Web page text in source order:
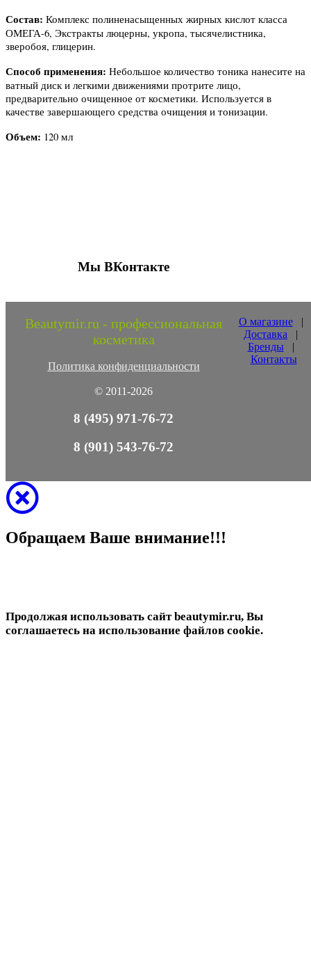
Состав: Комплекс полиненасыщенных жирных кислот класса
ОМЕГА-6, Экстракты люцерны, укропа, тысячелистника,
зверобоя, глицерин.
Способ применения: Небольшое количество тоника нанесите на
ватный диск и легкими движениями протрите лицо,
предварительно очищенное от косметики. Используется в
качестве завершающего средства очищения и тонизации.
Объем: 120 мл
Мы ВКонтакте
Beautymir.ru - профессиональная
косметика
Политика конфиденциальности
© 2011-2026
О магазине|
Доставка |
Бренды |
Контакты
8 (495) 971-76-72
8 (901) 543-76-72
Обращаем Ваше внимание!!!
Продолжая использовать сайт beautymir.ru, Вы
соглашаетесь на использование файлов cookie.